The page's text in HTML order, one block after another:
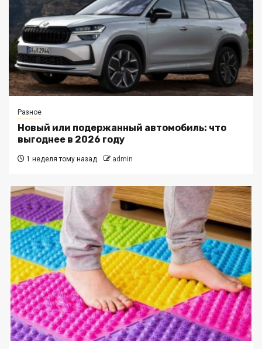
Разное
Новый или подержанный автомобиль: что
выгоднее в 2026 году
1 неделя тому назад admin